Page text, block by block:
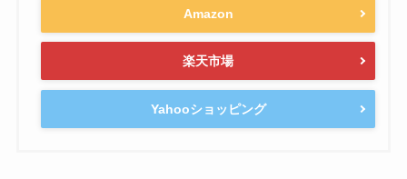
Amazon
楽天市場
Yahooショッピング